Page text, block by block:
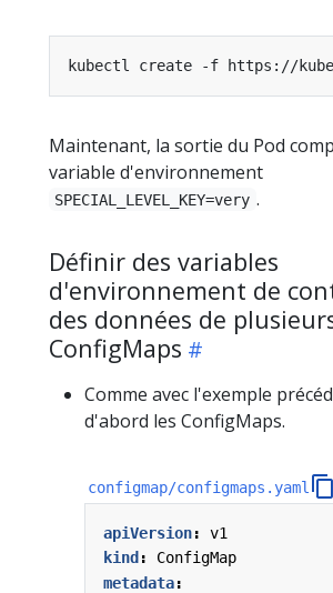
Maintenant, la sortie du Pod
variable d'environnement
SPECIAL_LEVEL_KEY=very .
Définir des variables
d'environnement de
des données de
ConfigMaps
Comme avec l'exemple
d'abord les ConfigMaps.
configmap/configmaps.yaml
apiVersion:
v1
kind :
ConfigMap
metadata: